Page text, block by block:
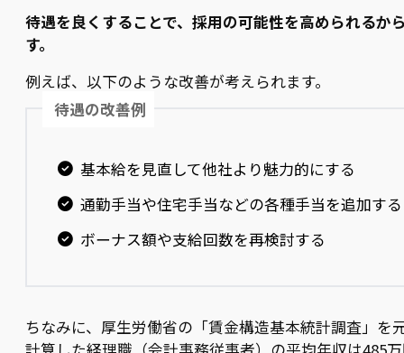
待遇を良くすることで、採用の可能性を高められるか
す。
例えば、以下のような改善が考えられます。
待遇の改善例
基本給を見直して他社より魅力的にする
通勤手当や住宅手当などの各種手当を追加する
ボーナス額や支給回数を再検討する
ちなみに、厚生労働省の「賃金構造基本統計調査」を